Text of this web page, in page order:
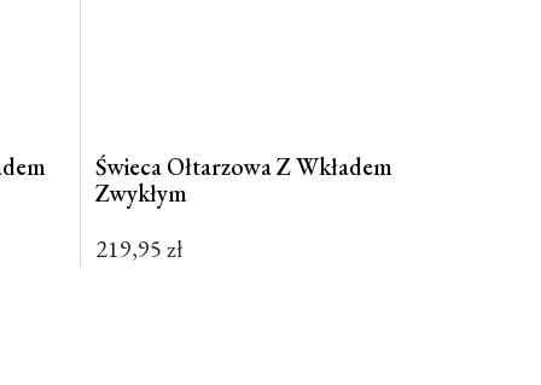
Świeca Ołtarzowa Z Wkładem
Zwykłym
219,95zł